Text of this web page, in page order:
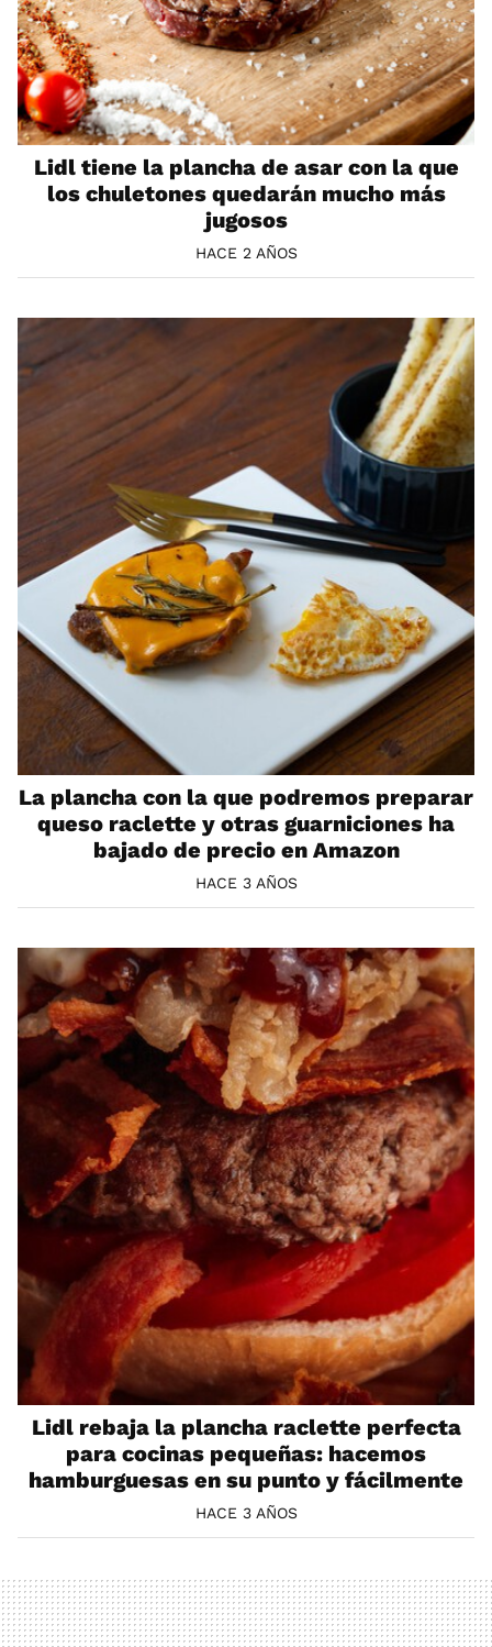
Lidl tiene la plancha de asar con la que
los chuletones quedarán mucho más
jugosos
HACE 2 AÑOS
La plancha con la que podremos preparar
queso raclette y otras guarniciones ha
bajado de precio en Amazon
HACE 3 AÑOS
Lidl rebaja la plancha raclette perfecta
para cocinas pequeñas: hacemos
hamburguesas en su punto y fácilmente
HACE 3 AÑOS